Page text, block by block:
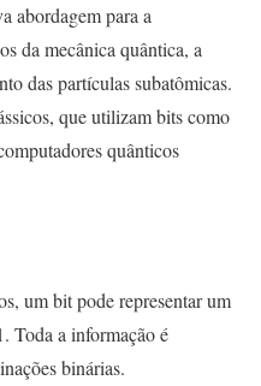
abordagem para a
da mecânica quântica, a
das partículas subatômicas.
que utilizam bits como
quânticos
um bit pode representar um
Toda a informação é
binárias.